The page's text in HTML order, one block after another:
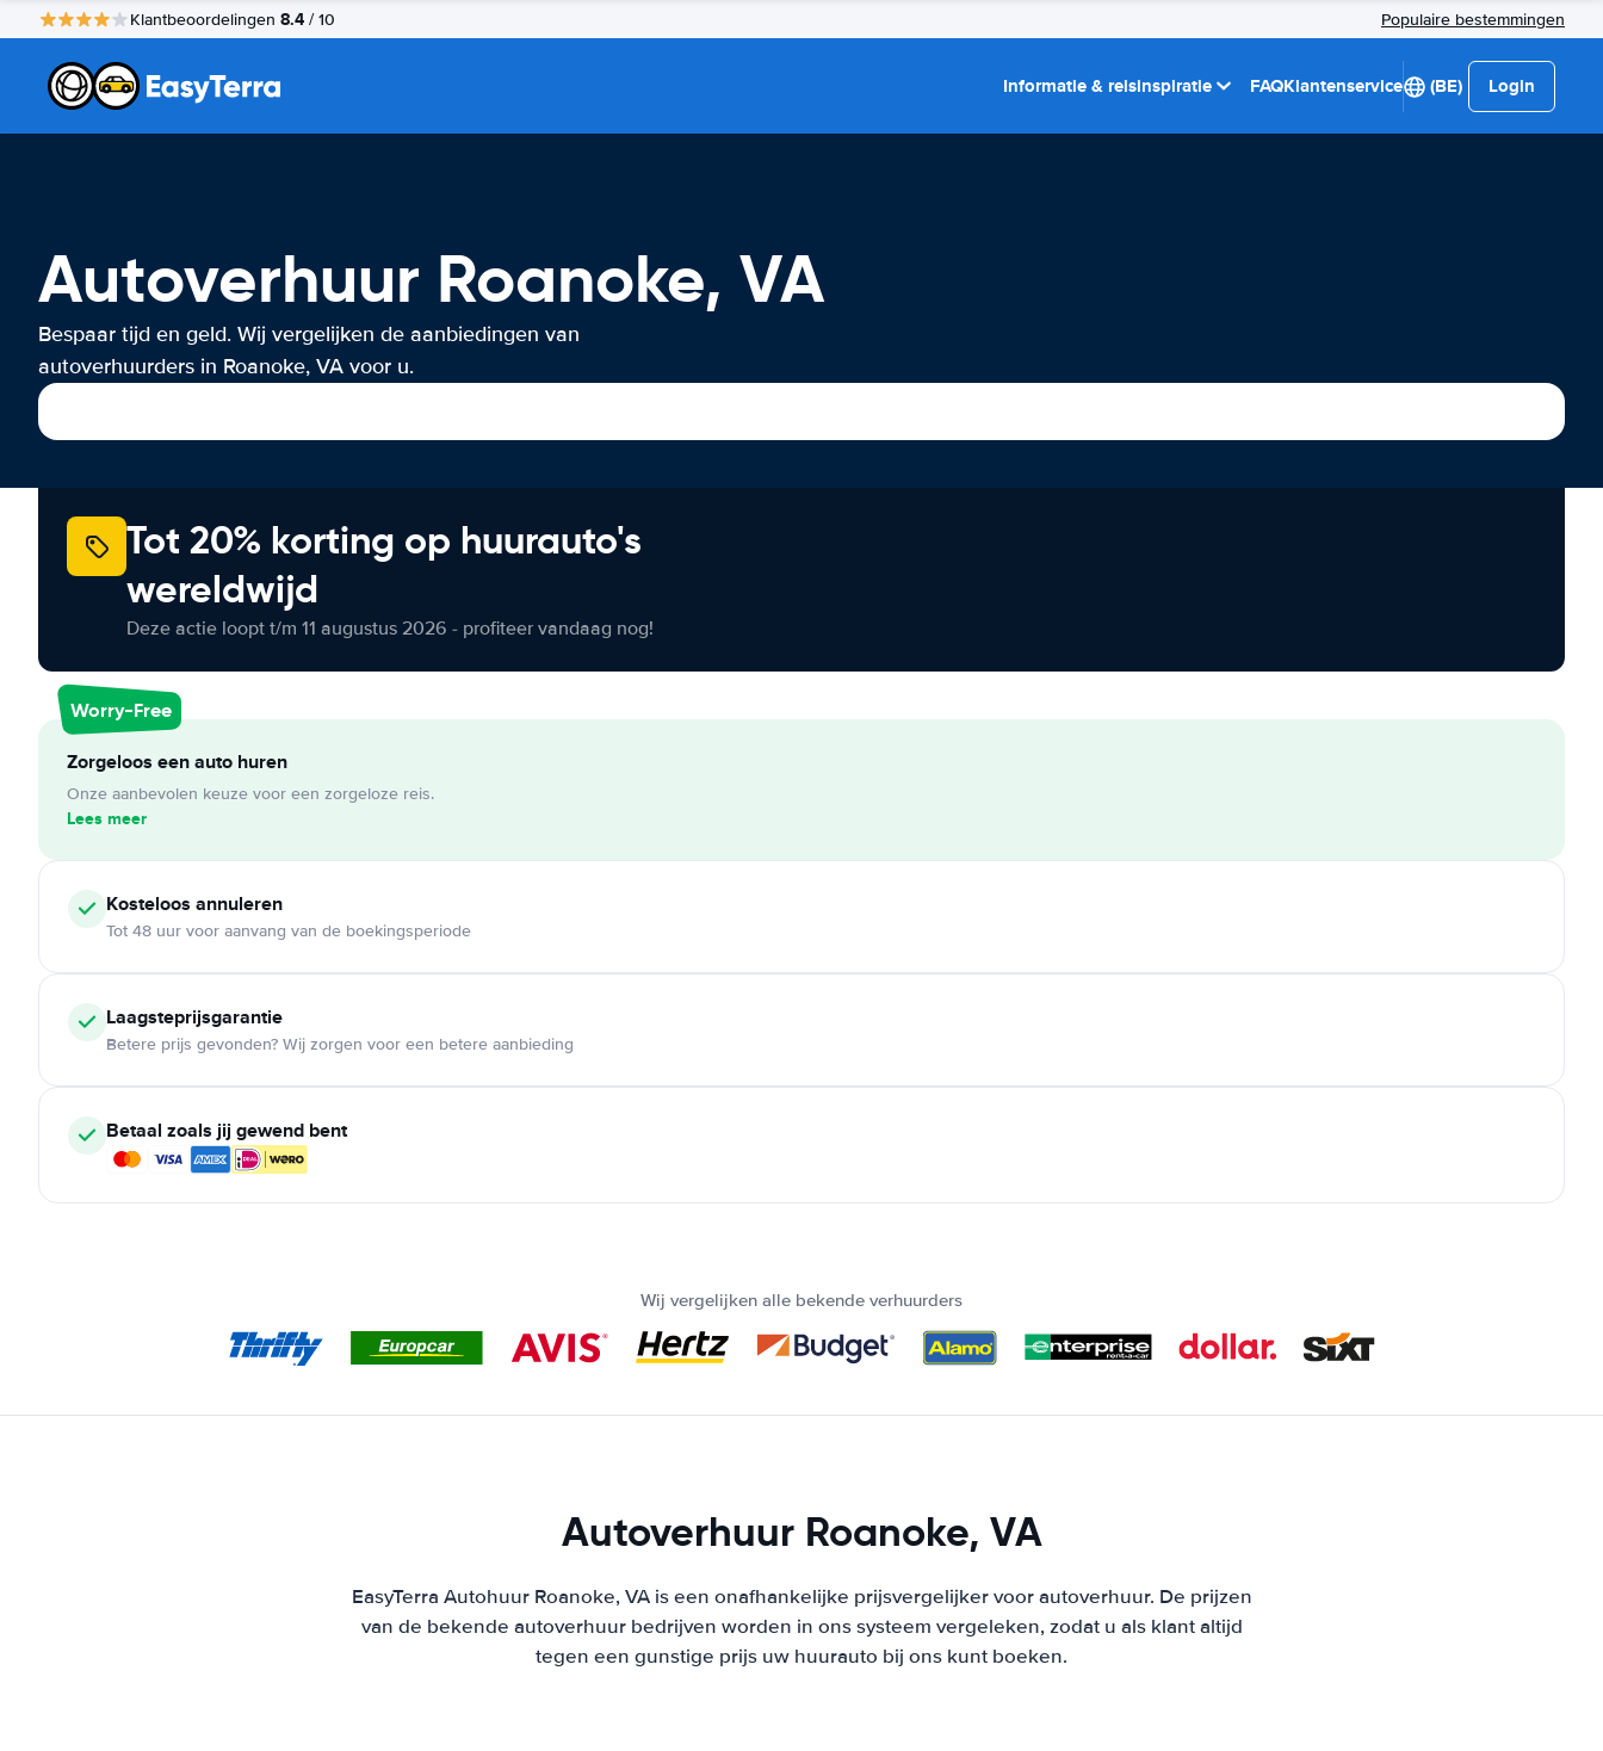
Klantbeoordelingen 8.4 / 10 Populaire bestemmingen
Informatie & reisinspiratie FAQKlantenservice (BE) Login
Autoverhuur Roanoke, VA
Bespaar tijd en geld. Wij vergelijken de aanbiedingen van
autoverhuurders in Roanoke, VA voor u.
Tot 20% korting op huurauto's
wereldwijd
Deze actie loopt t/m 11 augustus 2026 - profiteer vandaag nog!
Worry-Free
Zorgeloos een auto huren
Onze aanbevolen keuze voor een zorgeloze reis.
Lees meer
Kosteloos annuleren
Tot 48 uur voor aanvang van de boekingsperiode
Laagsteprijsgarantie
Betere prijs gevonden? Wij zorgen voor een betere aanbieding
Betaal zoals jij gewend bent
Wij vergelijken alle bekende verhuurders
Autoverhuur Roanoke, VA
EasyTerra Autohuur Roanoke, VA is een onafhankelijke prijsvergelijker voor autoverhuur. De prijzen
van de bekende autoverhuur bedrijven worden in ons systeem vergeleken, zodat u als klant altijd
tegen een gunstige prijs uw huurauto bij ons kunt boeken.